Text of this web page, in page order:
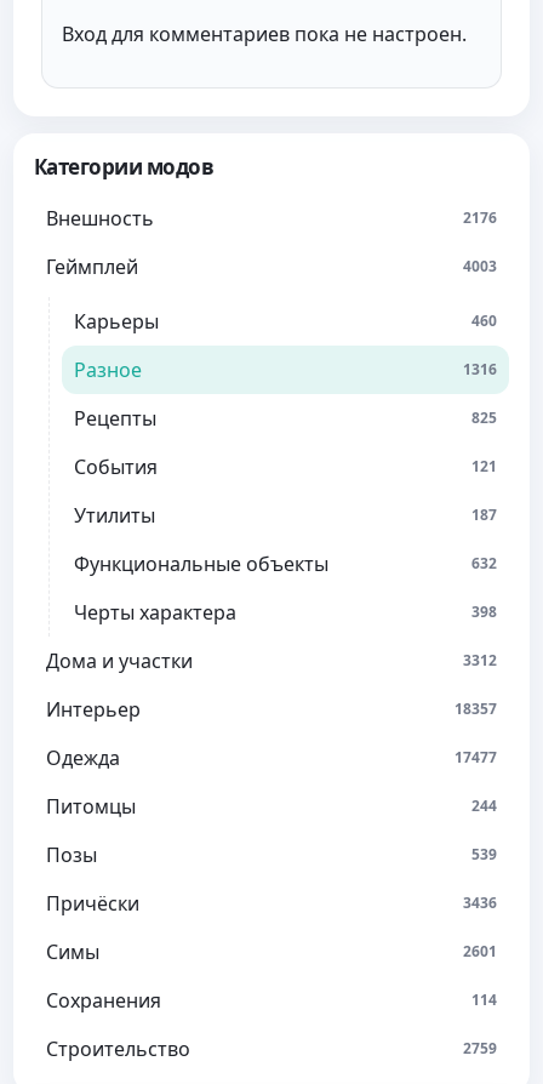
Категории модов
Внешность 2176
Геймплей 4003
Карьеры 460
Разное 1316
Рецепты 825
События 121
Утилиты 187
Функциональные объекты 632
Черты характера 398
Дома и участки 3312
Интерьер 18357
Одежда 17477
Питомцы 244
Позы 539
Причёски 3436
Симы 2601
Сохранения 114
Строительство 2759
Вход для комментариев пока не настроен.